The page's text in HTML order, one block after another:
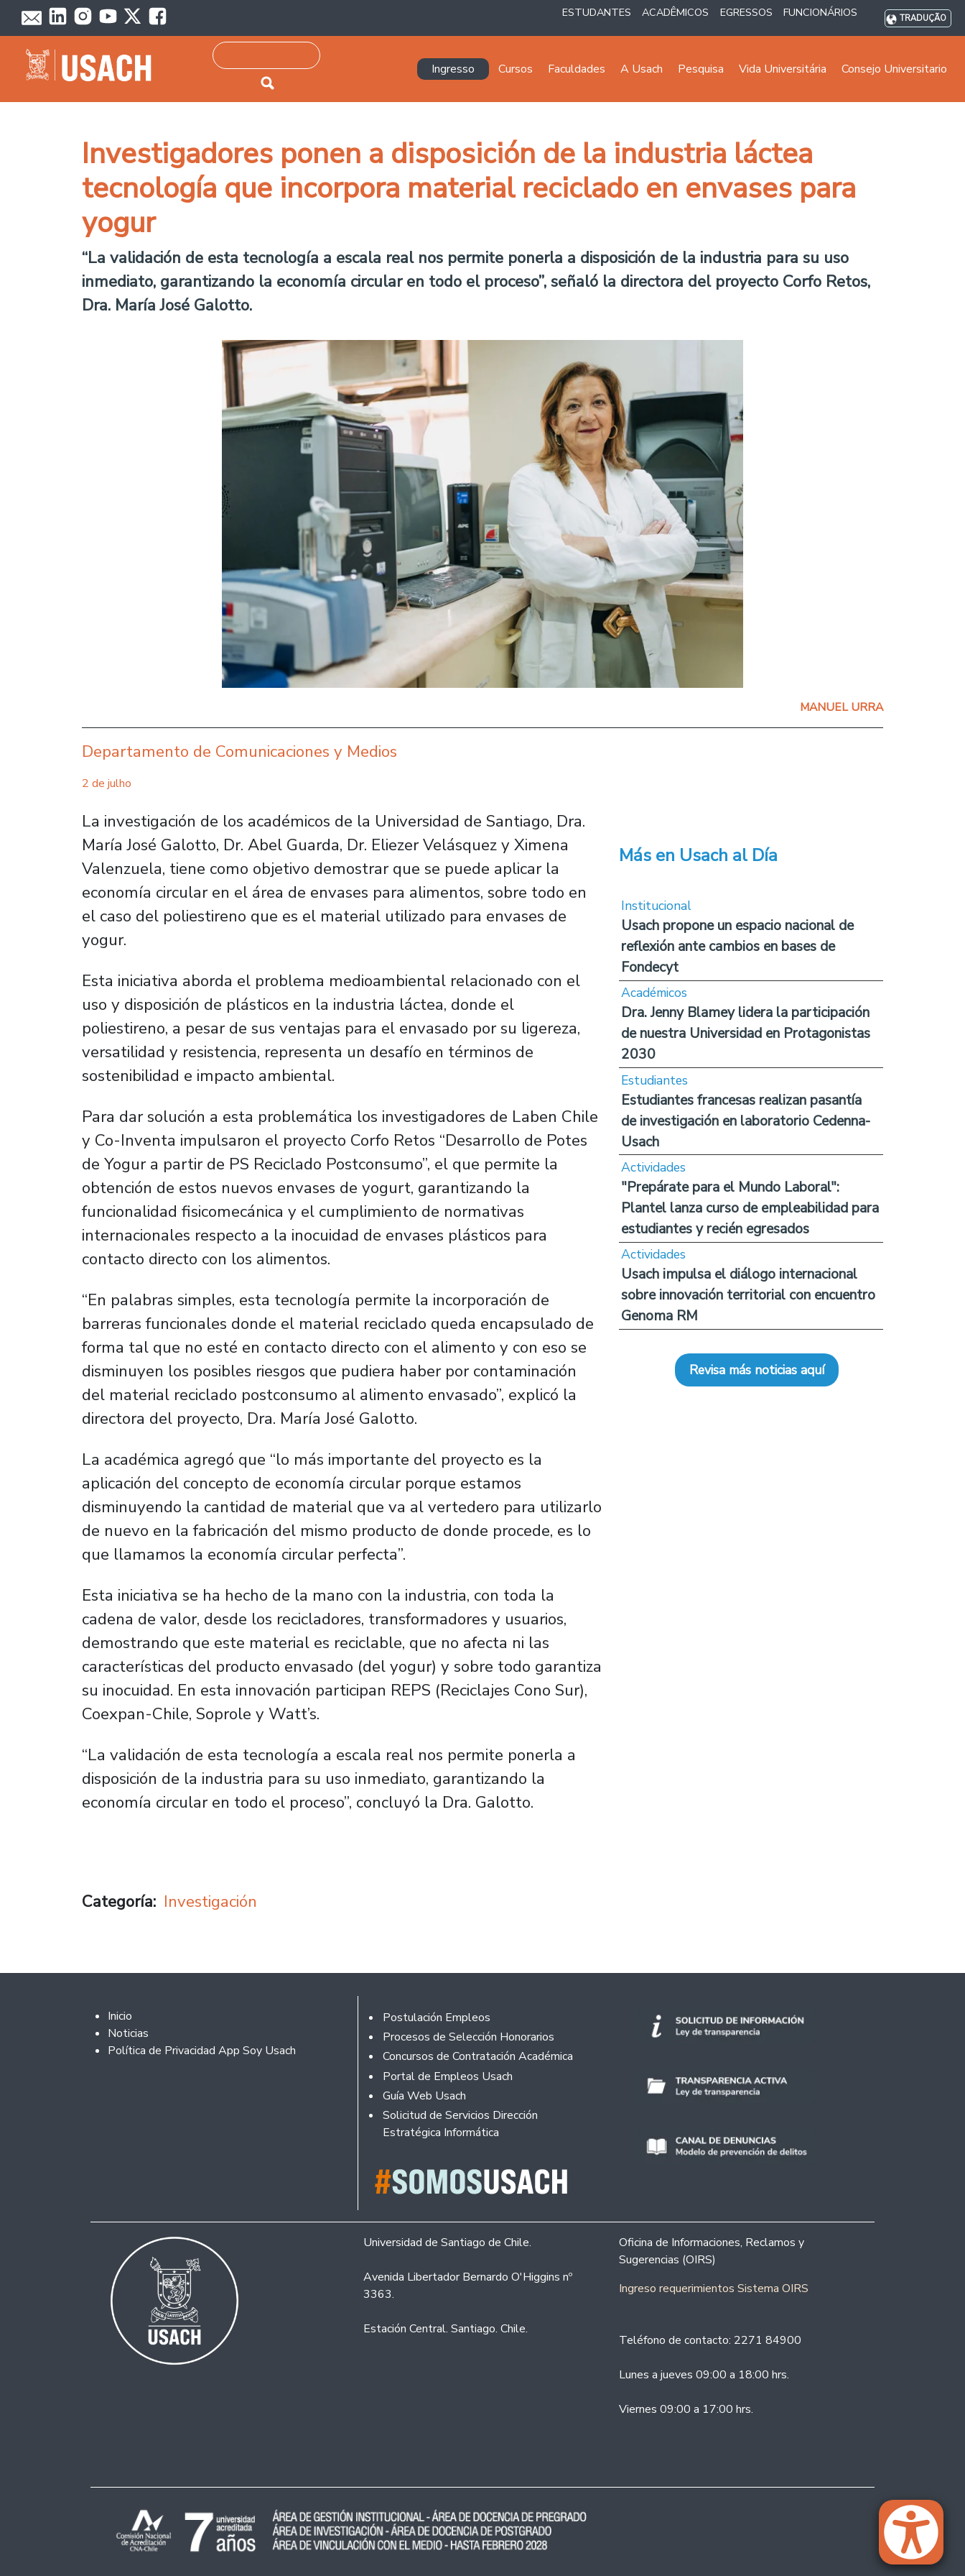
Passar para o conteúdo principal ESTUDANTES ACADÊMICOS EGRESSOS FUNCIONÁRIOS TRADUÇÃO
Pesquisar
Navegación principal
Ingresso Cursos Faculdades A Usach Pesquisa Vida Universitária Consejo Universitario
Investigadores ponen a disposición de la industria láctea
tecnología que incorpora material reciclado en envases para
yogur
“La validación de esta tecnología a escala real nos permite ponerla a disposición de la industria para su uso
inmediato, garantizando la economía circular en todo el proceso”, señaló la directora del proyecto Corfo Retos,
Dra. María José Galotto.
MANUEL URRA
Departamento de Comunicaciones y Medios
2 de julho
La investigación de los académicos de la Universidad de Santiago, Dra.
María José Galotto, Dr. Abel Guarda, Dr. Eliezer Velásquez y Ximena
Valenzuela, tiene como objetivo demostrar que se puede aplicar la
economía circular en el área de envases para alimentos, sobre todo en
el caso del poliestireno que es el material utilizado para envases de
yogur.
Esta iniciativa aborda el problema medioambiental relacionado con el
uso y disposición de plásticos en la industria láctea, donde el
poliestireno, a pesar de sus ventajas para el envasado por su ligereza,
versatilidad y resistencia, representa un desafío en términos de
sostenibilidad e impacto ambiental.
Para dar solución a esta problemática los investigadores de Laben Chile
y Co-Inventa impulsaron el proyecto Corfo Retos “Desarrollo de Potes
de Yogur a partir de PS Reciclado Postconsumo”, el que permite la
obtención de estos nuevos envases de yogurt, garantizando la
funcionalidad fisicomecánica y el cumplimiento de normativas
internacionales respecto a la inocuidad de envases plásticos para
contacto directo con los alimentos.
“En palabras simples, esta tecnología permite la incorporación de
barreras funcionales donde el material reciclado queda encapsulado de
forma tal que no esté en contacto directo con el alimento y con eso se
disminuyen los posibles riesgos que pudiera haber por contaminación
del material reciclado postconsumo al alimento envasado”, explicó la
directora del proyecto, Dra. María José Galotto.
La académica agregó que “lo más importante del proyecto es la
aplicación del concepto de economía circular porque estamos
disminuyendo la cantidad de material que va al vertedero para utilizarlo
de nuevo en la fabricación del mismo producto de donde procede, es lo
que llamamos la economía circular perfecta”.
Esta iniciativa se ha hecho de la mano con la industria, con toda la
cadena de valor, desde los recicladores, transformadores y usuarios,
demostrando que este material es reciclable, que no afecta ni las
características del producto envasado (del yogur) y sobre todo garantiza
su inocuidad. En esta innovación participan REPS (Reciclajes Cono Sur),
Coexpan-Chile, Soprole y Watt’s.
“La validación de esta tecnología a escala real nos permite ponerla a
disposición de la industria para su uso inmediato, garantizando la
economía circular en todo el proceso”, concluyó la Dra. Galotto.
Categoría Investigación
Más en Usach al Día
Institucional
Usach propone un espacio nacional de
reflexión ante cambios en bases de
Fondecyt
Académicos
Dra. Jenny Blamey lidera la participación
de nuestra Universidad en Protagonistas
2030
Estudiantes
Estudiantes francesas realizan pasantía
de investigación en laboratorio Cedenna-
Usach
Actividades
"Prepárate para el Mundo Laboral":
Plantel lanza curso de empleabilidad para
estudiantes y recién egresados
Actividades
Usach impulsa el diálogo internacional
sobre innovación territorial con encuentro
Genoma RM
Revisa más noticias aquí
Footer 2
Inicio
Noticias
Política de Privacidad App Soy Usach
Rodapé
Postulación Empleos
Procesos de Selección Honorarios
Concursos de Contratación Académica
Portal de Empleos Usach
Guía Web Usach
Solicitud de Servicios Dirección
Estratégica Informática
Universidad de Santiago de Chile.
Avenida Libertador Bernardo O'Higgins nº
3363.
Estación Central. Santiago. Chile.
Oficina de Informaciones, Reclamos y
Sugerencias (OIRS)
Ingreso requerimientos Sistema OIRS
Teléfono de contacto: 2271 84900
Lunes a jueves 09:00 a 18:00 hrs.
Viernes 09:00 a 17:00 hrs.